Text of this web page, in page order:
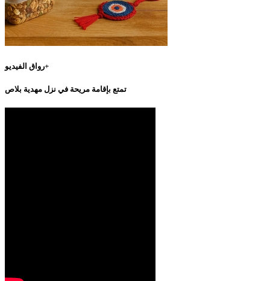
رواق الفيديو+
تمتع بإقامة مريحة في نزل مهدية بلاص